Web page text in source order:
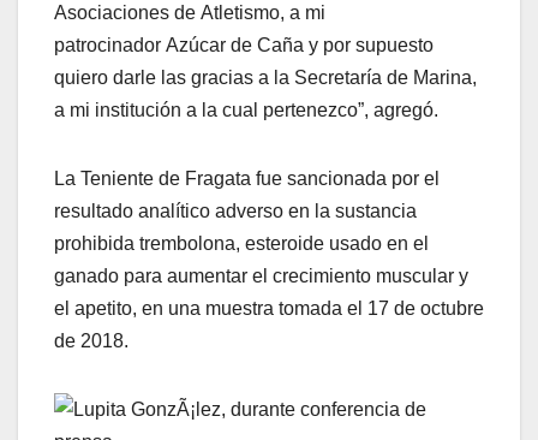
Asociaciones de Atletismo, a mi
patrocinador Azúcar de Caña y por supuesto
quiero darle las gracias a la Secretaría de Marina,
a mi institución a la cual pertenezco”, agregó.
La Teniente de Fragata fue sancionada por el
resultado analítico adverso en la sustancia
prohibida trembolona, esteroide usado en el
ganado para aumentar el crecimiento muscular y
el apetito, en una muestra tomada el 17 de octubre
de 2018.